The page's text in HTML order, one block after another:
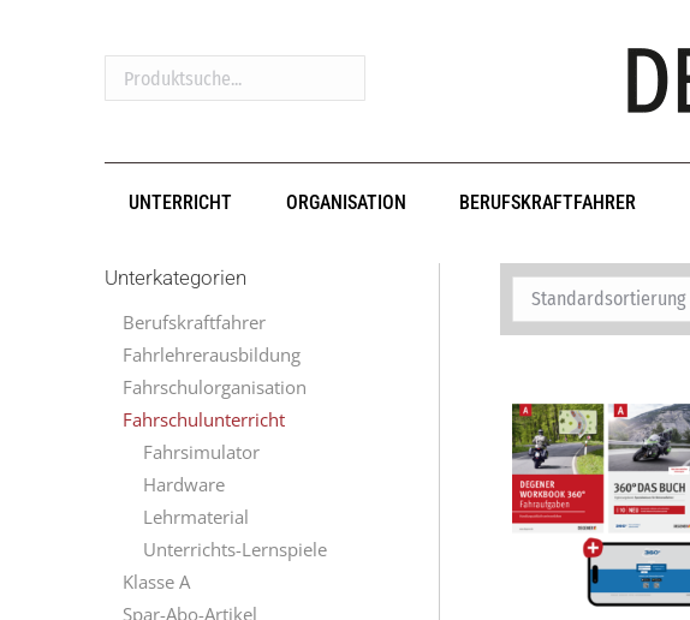
Produktsuche...
UNTERRICHT ORGANISATION BERUFSKRAFTFAHRER
Unterkategorien
Berufskraftfahrer
Fahrlehrerausbildung
Fahrschulorganisation
Fahrschulunterricht
Fahrsimulator
Hardware
Lehrmaterial
Unterrichts-Lernspiele
Klasse A
Spar-Abo-Artikel